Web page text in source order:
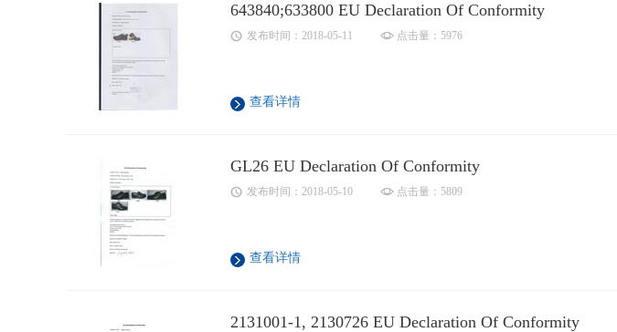
643840;633800 EU Declaration Of Conformity
发布时间：2018-05-11 点击量：5976
查看详情
GL26 EU Declaration Of Conformity
发布时间：2018-05-10 点击量：5809
查看详情
2131001-1, 2130726 EU Declaration Of Conformity